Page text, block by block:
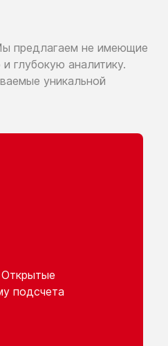
предлагаем не имеющие
и глубокую аналитику.
уникальной
подсчета